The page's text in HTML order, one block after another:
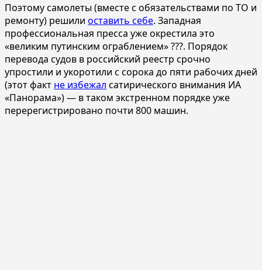
Поэтому самолеты (вместе с обязательствами по ТО и
ремонту) решили оставить себе. Западная
профессиональная пресса уже окрестила это
«великим путинским ограблением» ???. Порядок
перевода судов в российский реестр срочно
упростили и укоротили с сорока до пяти рабочих дней
(этот факт не избежал сатирического внимания ИА
«Панорама») — в таком экстренном порядке уже
перерегистрировано почти 800 машин.